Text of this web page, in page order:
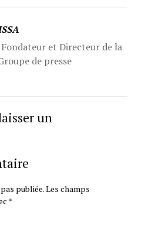
et Directeur de la
de presse
un
publiée.Les champs
*